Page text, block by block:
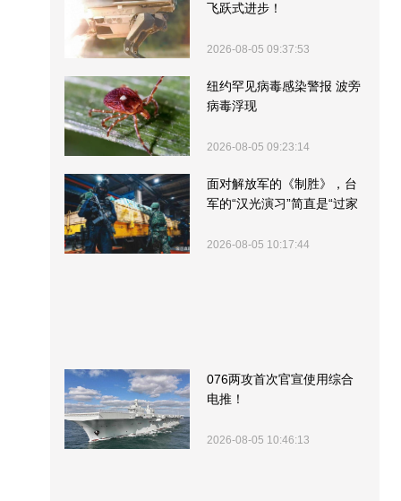
飞跃式进步！
2026-08-05 09:37:53
纽约罕见病毒感染警报 波旁
病毒浮现
2026-08-05 09:23:14
面对解放军的《制胜》，台
军的“汉光演习”简直是“过家
2026-08-05 10:17:44
076两攻首次官宣使用综合
电推！
2026-08-05 10:46:13